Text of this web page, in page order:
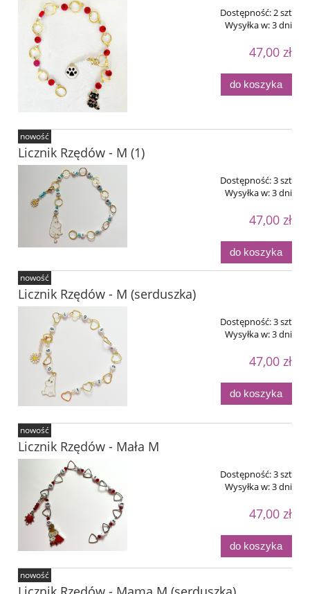
Dostępność: 2 szt
Wysyłka w:3 dni
47,00 zł
do koszyka
Licznik Rzędów - M (1)
Dostępność:3 szt
Wysyłka w:3 dni
47,00 zł
do koszyka
nowość
Licznik Rzędów - M (serduszka)
Dostępność:3 szt
Wysyłka w:3 dni
47,00 zł
do koszyka
nowość
Licznik Rzędów - Mała M
Dostępność:3 szt
Wysyłka w:3 dni
47,00 zł
do koszyka
nowość
nowość